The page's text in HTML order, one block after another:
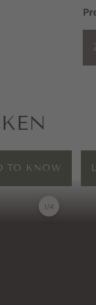
TO KNOW
1 /4